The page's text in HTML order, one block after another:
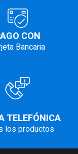
CON
Bancaria
TELEFÓNICA
los productos